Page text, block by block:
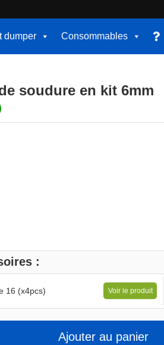
dumper Consommables
soudure en kit 6mm
:
16 (x4pcs) Voir le produit
Ajouter au panier